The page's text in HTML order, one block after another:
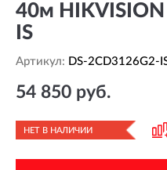
40м
IS
Артикул: DS-2CD3126G2-
54 850 руб.
НЕТ В НАЛИЧИИ